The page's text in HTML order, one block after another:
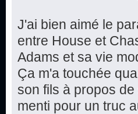
J'ai bien aimé le
entre House et
Adams et sa vie
Ça m'a touchée
son fils à propos
menti pour un truc